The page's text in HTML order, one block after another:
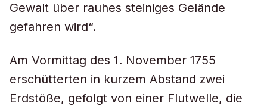
Gewalt über rauhes steiniges Gelände
gefahren wird“.
Am Vormittag des 1. November 1755
erschütterten in kurzem Abstand zwei
Erdstöße, gefolgt von einer Flutwelle, die